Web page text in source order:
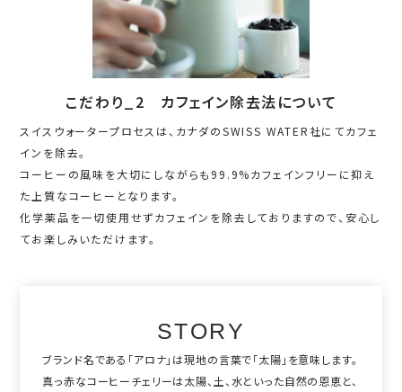
こだわり_2 カフェイン除去法について
スイスウォータープロセスは、カナダのSWISS WATER社にてカフェ
インを除去。
コーヒーの風味を大切にしながらも99.9%カフェインフリーに抑え
た上質なコーヒーとなります。
化学薬品を一切使用せずカフェインを除去しておりますので、安心し
てお楽しみいただけます。
STORY
ブランド名である「アロナ」は現地の言葉で「太陽」を意味します。
真っ赤なコーヒーチェリーは太陽、土、水といった自然の恩恵と、